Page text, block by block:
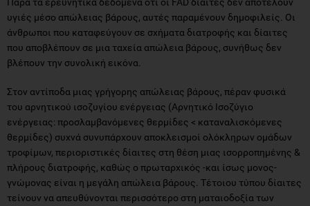
υγιές μέσο απώλειας βάρους, αυτές παραμένουν δημοφιλείς. Οι
άνθρωποι που καταφεύγουν σε σχήματα διατροφής και δίαιτες
που αποβλέπουν σε μια ταχεία απώλεια βάρους, συνήθως δεν
βλέπουν την συνολική εικόνα.
Στον αντίποδα μιας γρήγορης απώλειας βάρους, πέραν φυσικά
του αρνητικού ισοζυγίου ενέργειας (Αρνητικό Ισοζύγιο
ενέργειας: προσλαμβανόμενες θερμίδες < καταναλισκόμενες
θερμίδες) συχνά συνυπάρχουν αποκλεισμοί ολόκληρων ομάδων
τροφίμων, περιοριστικές δίαιτες στη θέση μιας ισορροπημένης &
πλήρους διατροφής, καθώς ο πρωταρχικός -και ίσως μονος-
γνώμονας είναι η μεγάλη απώλεια βάρους. Τέτοιου τύπου δίαιτες
τείνουν να απευθύνονται περισσότερο στη ματαιοδοξία των